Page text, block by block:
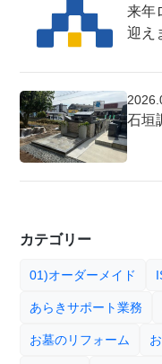
来年
迎え
石垣
カテゴリー
01)オーダーメイド
あらきサポート業務
お墓のリフォーム